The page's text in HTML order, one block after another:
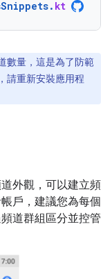
. kt
數量，這是為了防範
請重新安裝應用程
外觀，可以建立頻
戶，建議您為每個
道群組區分並控管